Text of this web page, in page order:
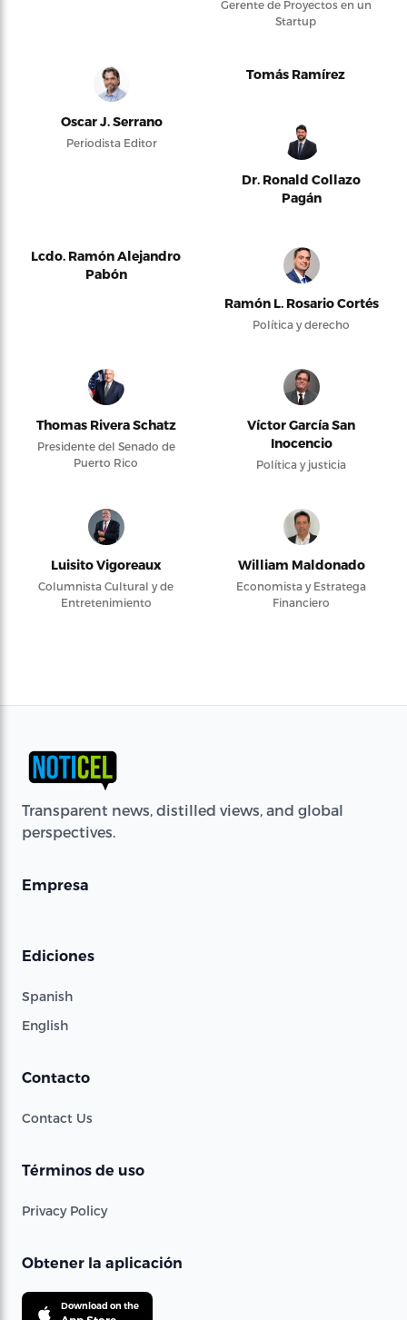
Gerente de Proyectos en un
Startup
Oscar J. Serrano
Periodista Editor
Tomás Ramírez
Dr. Ronald Collazo
Pagán
Lcdo. Ramón Alejandro
Pabón
Ramón L. Rosario Cortés
Política y derecho
Thomas Rivera Schatz
Presidente del Senado de
Puerto Rico
Víctor García San
Inocencio
Política y justicia
Luisito Vigoreaux
Columnista Cultural y de
Entretenimiento
William Maldonado
Economista y Estratega
Financiero
Transparent news, distilled views, and global
perspectives.
Empresa
Ediciones
Spanish
English
Contacto
Contact Us
Términos de uso
Privacy Policy
Obtener la aplicación
Download on the